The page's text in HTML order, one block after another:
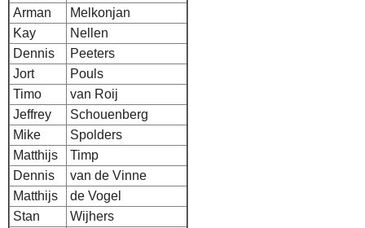
Arman
Melkonjan
Kay
Nellen
Dennis
Peeters
Jort
Pouls
Timo
van Roij
Jeffrey
Schouenberg
Mike
Spolders
Matthijs
Timp
Dennis
van de Vinne
Matthijs
de Vogel
Stan
Wijhers